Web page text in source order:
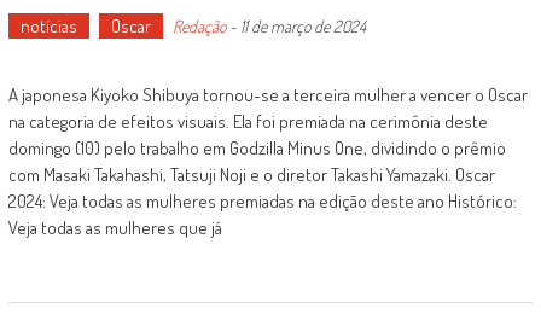
notícias Oscar Redação- 11 de março de 2024
A japonesa Kiyoko Shibuya tornou-se a terceira mulher a vencer o Oscar
na categoria de efeitos visuais. Ela foi premiada na cerimônia deste
domingo (10) pelo trabalho em Godzilla Minus One, dividindo o prêmio
com Masaki Takahashi, Tatsuji Noji e o diretor Takashi Yamazaki. Oscar
2024: Veja todas as mulheres premiadas na edição deste ano Histórico:
Veja todas as mulheres que já